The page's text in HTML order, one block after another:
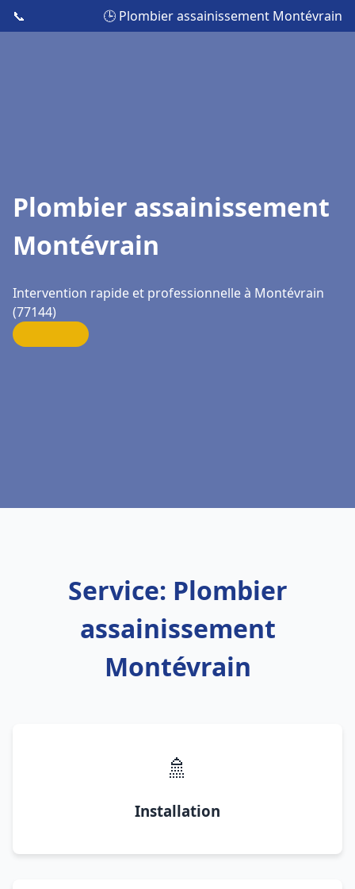
📞 🕒 Plombier assainissement Montévrain
Plombier assainissement
Montévrain
Intervention rapide et professionnelle à Montévrain
(77144)
Service: Plombier
assainissement
Montévrain
🚿
Installation